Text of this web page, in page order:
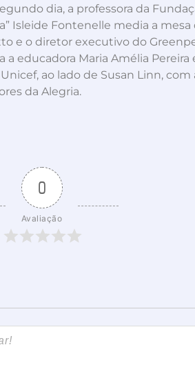
dia, a professora da
Isleide Fontenelle media a
e o diretor executivo do
educadora Maria Amélia Pereira
ao lado de Susan Linn,
da Alegria.
0
Avaliação